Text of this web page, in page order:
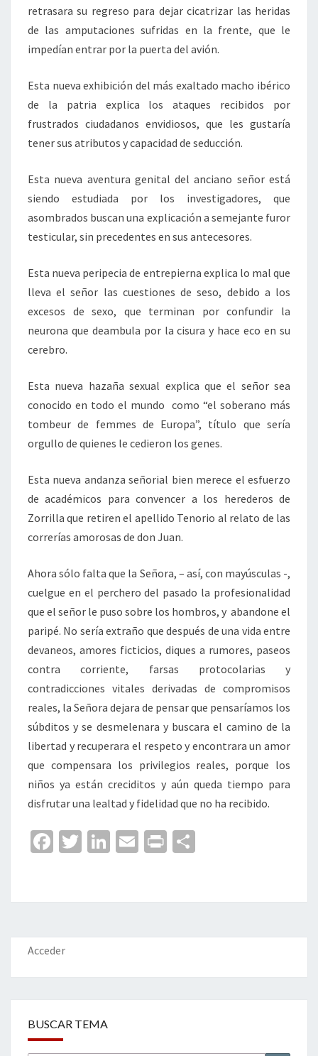
retrasara su regreso para dejar cicatrizar las heridas
de las amputaciones sufridas en la frente, que le
impedían entrar por la puerta del avión.
Esta nueva exhibición del más exaltado macho ibérico
de la patria explica los ataques recibidos por
frustrados ciudadanos envidiosos, que les gustaría
tener sus atributos y capacidad de seducción.
Esta nueva aventura genital del anciano señor está
siendo estudiada por los investigadores, que
asombrados buscan una explicación a semejante furor
testicular, sin precedentes en sus antecesores.
Esta nueva peripecia de entrepierna explica lo mal que
lleva el señor las cuestiones de seso, debido a los
excesos de sexo, que terminan por confundir la
neurona que deambula por la cisura y hace eco en su
cerebro.
Esta nueva hazaña sexual explica que el señor sea
conocido en todo el mundo como “el soberano más
tombeur de femmes de Europa”, título que sería
orgullo de quienes le cedieron los genes.
Esta nueva andanza señorial bien merece el esfuerzo
de académicos para convencer a los herederos de
Zorrilla que retiren el apellido Tenorio al relato de las
correrías amorosas de don Juan.
Ahora sólo falta que la Señora, – así, con mayúsculas -,
cuelgue en el perchero del pasado la profesionalidad
que el señor le puso sobre los hombros, y abandone el
paripé. No sería extraño que después de una vida entre
devaneos, amores ficticios, diques a rumores, paseos
contra corriente, farsas protocolarias y
contradicciones vitales derivadas de compromisos
reales, la Señora dejara de pensar que pensaríamos los
súbditos y se desmelenara y buscara el camino de la
libertad y recuperara el respeto y encontrara un amor
que compensara los privilegios reales, porque los
niños ya están creciditos y aún queda tiempo para
disfrutar una lealtad y fidelidad que no ha recibido.
Fa
o
o
k
T
er
Li
dI
n
E
l
Pr
p
ar
Acceder
BUSCAR TEMA